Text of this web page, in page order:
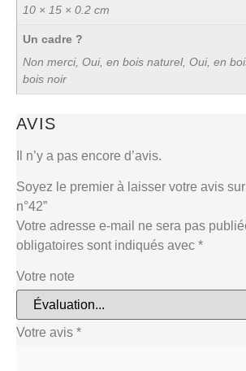
10 × 15 × 0.2 cm
Un cadre ?
Non merci, Oui, en bois naturel, Oui, en
bois noir
AVIS
Il n’y a pas encore d’avis.
Soyez le premier à laisser votre avis
n°42”
Votre adresse e-mail ne sera pas
obligatoires sont indiqués avec *
Votre note
Votre avis *